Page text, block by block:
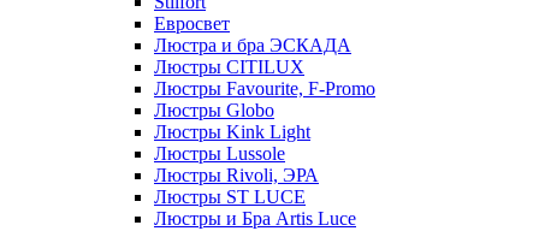
Евросвет
Люстра и бра ЭСКАДА
Люстры CITILUX
Люстры Favourite, F-Promo
Люстры Globo
Люстры Kink Light
Люстры Lussole
Люстры Rivoli, ЭРА
Люстры ST LUCE
Люстры и Бра Artis Luce